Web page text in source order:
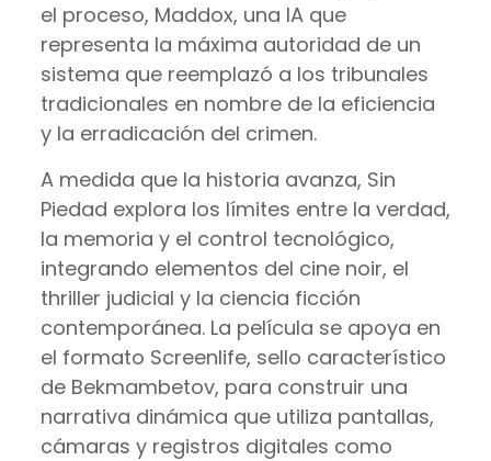
el proceso, Maddox, una IA que
representa la máxima autoridad de un
sistema que reemplazó a los tribunales
tradicionales en nombre de la eficiencia
y la erradicación del crimen.
A medida que la historia avanza, Sin
Piedad explora los límites entre la verdad,
la memoria y el control tecnológico,
integrando elementos del cine noir, el
thriller judicial y la ciencia ficción
contemporánea. La película se apoya en
el formato Screenlife, sello característico
de Bekmambetov, para construir una
narrativa dinámica que utiliza pantallas,
cámaras y registros digitales como